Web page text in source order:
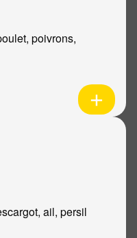
poivrons,
ail, persil